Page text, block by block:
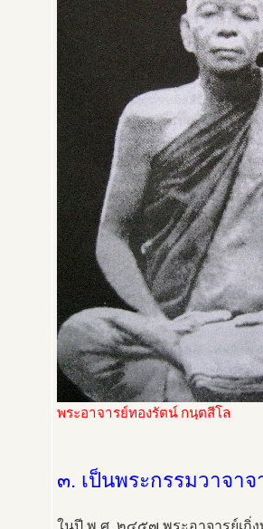
พระอาจารย์ทองรัตน์ กนฺตสีโล
๓. เป็นพระกรรมวาจา
ในปี พ.ศ. ๒๔๕๗ พระอาจารย์เกิ่